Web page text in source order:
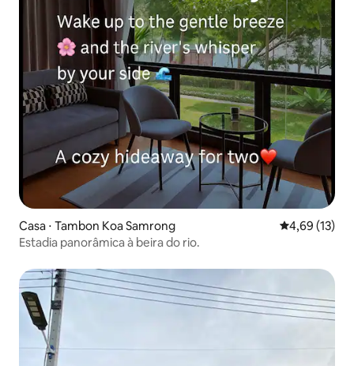
Casa ⋅ Tambon Koa Samrong 4,69 de uma
4,69 (13)
Estadia panorâmica à beira do rio.